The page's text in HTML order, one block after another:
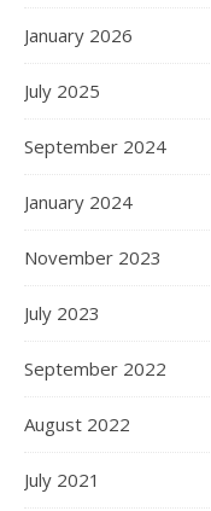
January 2026
July 2025
September 2024
January 2024
November 2023
July 2023
September 2022
August 2022
July 2021